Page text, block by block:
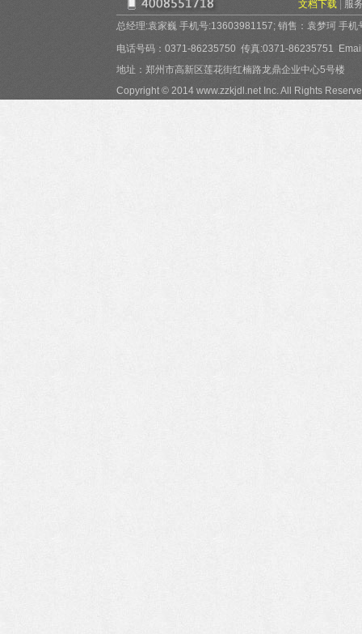
文档下载
服
总经理:袁家巍 手机号:13603981157; 销售：袁梦珂 手
电话号码：0371-86235750 传真:0371-86235751
地址：郑州市高新区莲花街红楠路龙鼎企业中心5号楼
Copyright © 2014 www.zzkjdl.net Inc. All Rights